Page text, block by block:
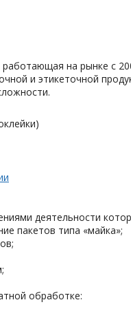
на рынке с
и этикеточной
деятельности
пакетов типа «майка»;
обработке: